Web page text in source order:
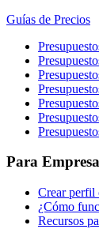
Guías de Precios
Para
Crear perfil
¿Cómo
Recursos